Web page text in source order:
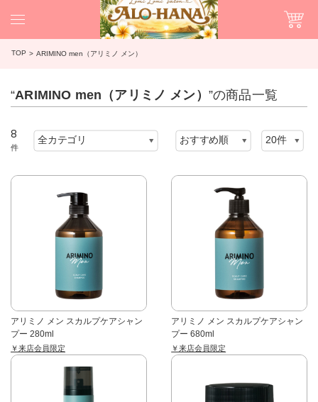
TOP ARIMINO men（アリミノ メン）
“ARIMINO men（アリミノ メン） ”の商品一覧
8
件
アリミノ メン スカルプケアシャン
プー 280ml
￥来店会員限定
アリミノ メン スカルプケアシャン
プー 680ml
￥来店会員限定